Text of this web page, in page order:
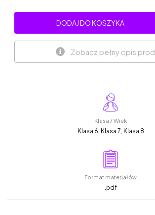
DODAJ DO KOSZYKA
Zobacz pełny opis
Klasa / Wiek
Klasa 6, Klasa 7, Klasa 8
Format materiałów
.pdf